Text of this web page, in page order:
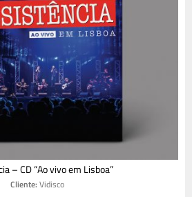
– CD “Ao vivo em Lisboa”
Cliente: Vidisco